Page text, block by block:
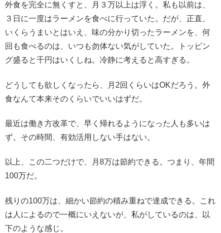
外食を完全に無くすと、月３万以上は浮く。私も以前は、
３日に一度はラーメンを食べに行っていた。だが、正直、
いくらうまいとはいえ、味の分かり切ったラーメンを、何
回も食べるのは、いつも勿体ない気がしていた。トッピン
グ盛ると千円はいくしね。冷静に考えると高すぎる。
どうしても欲しくなったら、月2回くらいはOKだろう。外
食なんて本来そのくらいでいいはずだ。
最近は働き方改革で、早く帰れるようになった人も多いは
ず。その時間、有効活用しない手はない。
以上、この二つだけで、月8万は節約できる。つまり、年間
100万だ。
残りの100万は、細かい節約の積み重ねで達成できる。これ
は人によるので一概にいえないが、私がしているのは、以
下のような感じ。